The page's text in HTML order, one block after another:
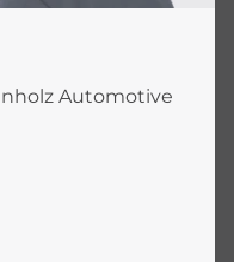
Automotive